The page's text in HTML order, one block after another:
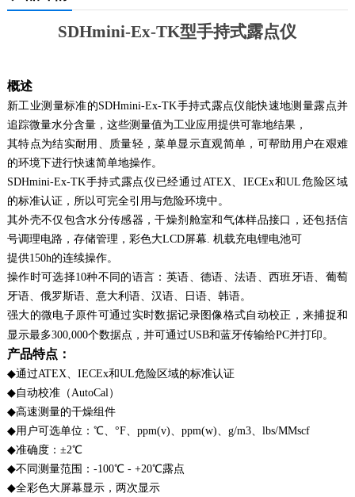
SDHmini-Ex-TK型手持式露点仪
概述
新工业测量标准的SDHmini-Ex-TK手持式露点仪能快速地测量露点并
追踪微量水分含量，这些测量值为工业应用提供可靠地结果，
其特点为结实耐用、质量轻，菜单显示直观简单，可帮助用户在艰难
的环境下进行快速简单地操作。
SDHmini-Ex-TK手持式露点仪已经通过ATEX、IECEx和UL危险区域
的标准认证，所以可完全引用与危险环境中。
其外壳不仅包含水分传感器，干燥剂舱室和气体样品接口，还包括信
号调理电路，存储管理，彩色大LCD屏幕. 机载充电锂电池可
提供150h的连续操作。
操作时可选择10种不同的语言：英语、德语、法语、西班牙语、葡萄
牙语、俄罗斯语、意大利语、汉语、日语、韩语。
强大的微电子原件可通过实时数据记录图像格式自动校正，来捕捉和
显示最多300,000个数据点，并可通过USB和蓝牙传输给PC并打印。
产品特点：
◆通过ATEX、IECEx和UL危险区域的标准认证
◆自动校准（AutoCal）
◆高速测量的干燥组件
◆用户可选单位：℃、°F、ppm(v)、ppm(w)、g/m3、lbs/MMscf
◆准确度：±2℃
◆不同测量范围：-100℃ - +20℃露点
◆全彩色大屏幕显示，两次显示